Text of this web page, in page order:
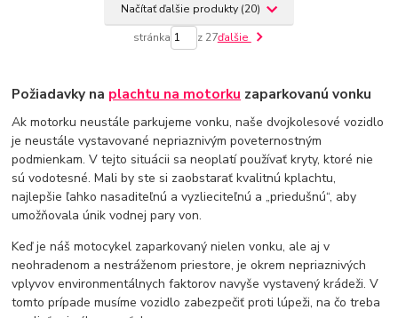
Načítať ďalšie produkty (20)
stránka z 27ďalšie
Požiadavky na plachtu na motorku zaparkovanú vonku
Ak motorku neustále parkujeme vonku, naše dvojkolesové vozidlo
je neustále vystavované nepriaznivým poveternostným
podmienkam. V tejto situácii sa neoplatí používať kryty, ktoré nie
sú vodotesné. Mali by ste si zaobstarať kvalitnú kplachtu,
najlepšie ľahko nasaditeľnú a vyzlieciteľnú a „priedušnú“, aby
umožňovala únik vodnej pary von.
Keď je náš motocykel zaparkovaný nielen vonku, ale aj v
neohradenom a nestráženom priestore, je okrem nepriaznivých
vplyvov environmentálnych faktorov navyše vystavený krádeži. V
tomto prípade musíme vozidlo zabezpečiť proti lúpeži, na čo treba